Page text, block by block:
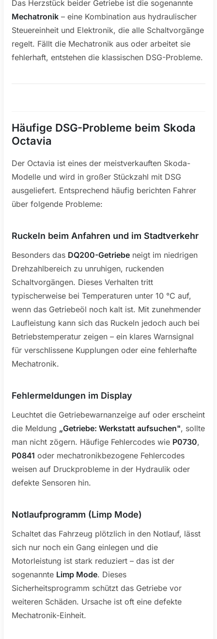
Das Herzstück beider Getriebe ist die sogenannte
Mechatronik – eine Kombination aus hydraulischer
Steuereinheit und Elektronik, die alle Schaltvorgänge
regelt. Fällt die Mechatronik aus oder arbeitet sie
fehlerhaft, entstehen die klassischen DSG-Probleme.
Häufige DSG-Probleme beim Skoda
Octavia
Der Octavia ist eines der meistverkauften Skoda-
Modelle und wird in großer Stückzahl mit DSG
ausgeliefert. Entsprechend häufig berichten Fahrer
über folgende Probleme:
Ruckeln beim Anfahren und im Stadtverkehr
Besonders das DQ200-Getriebe neigt im niedrigen
Drehzahlbereich zu unruhigen, ruckenden
Schaltvorgängen. Dieses Verhalten tritt
typischerweise bei Temperaturen unter 10 °C auf,
wenn das Getriebeöl noch kalt ist. Mit zunehmender
Laufleistung kann sich das Ruckeln jedoch auch bei
Betriebstemperatur zeigen – ein klares Warnsignal
für verschlissene Kupplungen oder eine fehlerhafte
Mechatronik.
Fehlermeldungen im Display
Leuchtet die Getriebewarnanzeige auf oder erscheint
die Meldung „Getriebe: Werkstatt aufsuchen", sollte
man nicht zögern. Häufige Fehlercodes wie P0730,
P0841 oder mechatronikbezogene Fehlercodes
weisen auf Druckprobleme in der Hydraulik oder
defekte Sensoren hin.
Notlaufprogramm (Limp Mode)
Schaltet das Fahrzeug plötzlich in den Notlauf, lässt
sich nur noch ein Gang einlegen und die
Motorleistung ist stark reduziert – das ist der
sogenannte Limp Mode. Dieses
Sicherheitsprogramm schützt das Getriebe vor
weiteren Schäden. Ursache ist oft eine defekte
Mechatronik-Einheit.